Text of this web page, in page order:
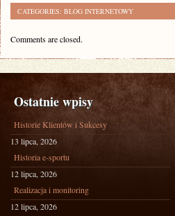
CATEGORIES: BLOG INTERNETOWY
Comments are closed.
Ostatnie wpisy
Historie Klientów i Sukcesy
13 lipca, 2026
Historia e-sportu
12 lipca, 2026
Realizacja i monitoring
12 lipca, 2026